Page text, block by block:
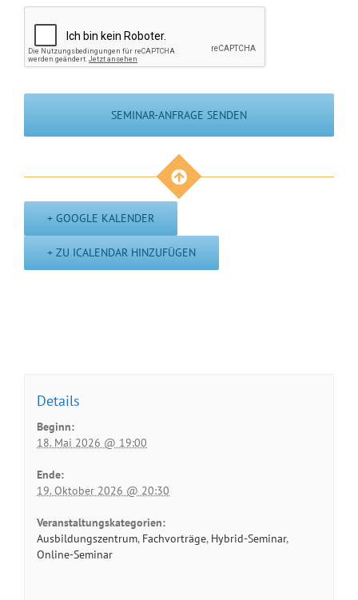
+ GOOGLE KALENDER
+ ZU ICALENDAR HINZUFÜGEN
Details
Beginn:
18. Mai 2026 @ 19:00
Ende:
19. Oktober 2026 @ 20:30
Veranstaltungskategorien:
Ausbildungszentrum, Fachvorträge, Hybrid-Seminar,
Online-Seminar